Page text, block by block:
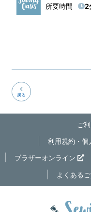
所要時間
2
戻る
ご
利用規約・個
ブラザーオンライン
よくある